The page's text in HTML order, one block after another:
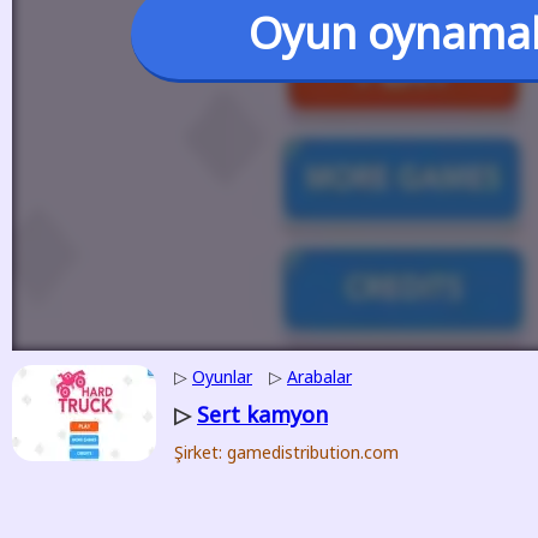
Oyun
▷ Oyunlar ▷ Arabalar
▷ Sert kamyon
Şirket: gamedistribution.com